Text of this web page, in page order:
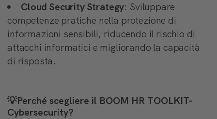
Cloud Security Strategy: Sviluppare
competenze pratiche nella protezione di
informazioni sensibili, riducendo il rischio di
attacchi informatici e migliorando la capacità
di risposta.
💡Perché scegliere il BOOM HR TOOLKIT-
Cybersecurity?